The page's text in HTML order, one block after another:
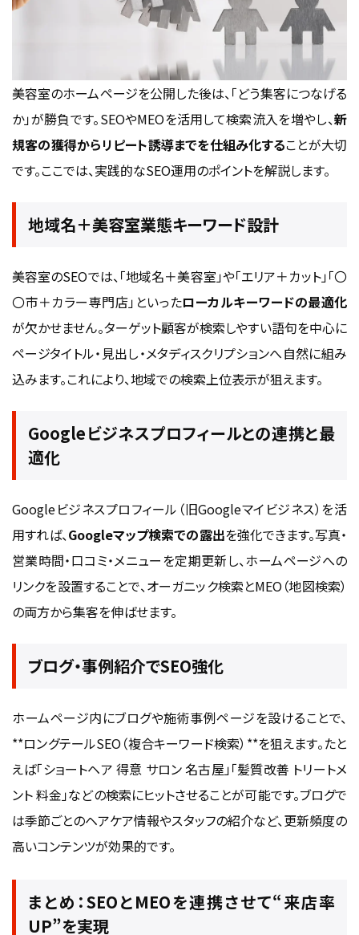
美容室のホームページを公開した後は、「どう集客につなげる
か」が勝負です。SEOやMEOを活用して検索流入を増やし、新
規客の獲得からリピート誘導までを仕組み化することが大切
です。ここでは、実践的なSEO運用のポイントを解説します。
地域名＋美容室業態キーワード設計
美容室のSEOでは、「地域名＋美容室」や「エリア＋カット」「〇
〇市＋カラー専門店」といったローカルキーワードの最適化
が欠かせません。ターゲット顧客が検索しやすい語句を中心に
ページタイトル・見出し・メタディスクリプションへ自然に組み
込みます。これにより、地域での検索上位表示が狙えます。
Googleビジネスプロフィールとの連携と最
適化
Googleビジネスプロフィール（旧Googleマイビジネス）を活
用すれば、Googleマップ検索での露出を強化できます。写真・
営業時間・口コミ・メニューを定期更新し、ホームページへの
リンクを設置することで、オーガニック検索とMEO（地図検索）
の両方から集客を伸ばせます。
ブログ・事例紹介でSEO強化
ホームページ内にブログや施術事例ページを設けることで、
**ロングテールSEO（複合キーワード検索）**を狙えます。たと
えば「ショートヘア 得意 サロン 名古屋」「髪質改善 トリートメ
ント 料金」などの検索にヒットさせることが可能です。ブログで
は季節ごとのヘアケア情報やスタッフの紹介など、更新頻度の
高いコンテンツが効果的です。
まとめ：SEOとMEOを連携させて“来店率
UP”を実現